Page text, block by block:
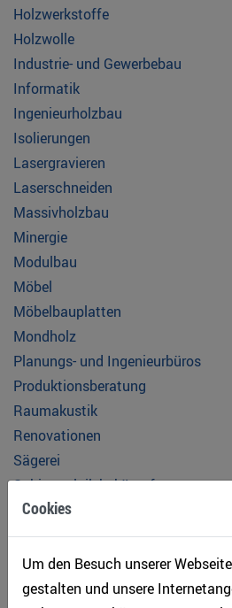
Cookies
Um den Besuch unserer
gestalten und unsere
Holzwerkstoffe
Holzwolle
Industrie- und Gewerbebau
Informatik
Ingenieurholzbau
Isolierungen
Lasergravieren
Laserschneiden
Massivholzbau
Minergie
Modulbau
Möbel
Möbelbauplatten
Mondholz
Planungs- und Ingenieurbüros
Produktionsberatung
Raumakustik
Renovationen
Sägerei
Schimmelpilzbekämpfung
Schreinerei
Schweizer Holz
Spezielle Holzverarbeitung
Steigzonenelemente